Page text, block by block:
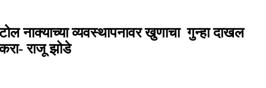
नाक्याच्या व्यवस्थापनावर खुणाचा गुन्हा दाखल
राजू झोडे